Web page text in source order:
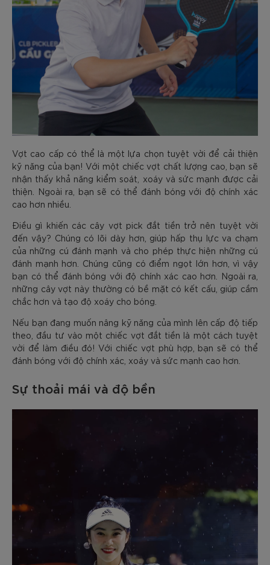
Vợt cao cấp có thể là một lựa chọn tuyệt vời để cải thiện
kỹ năng của bạn! Với một chiếc vợt chất lượng cao, bạn sẽ
nhận thấy khả năng kiểm soát, xoáy và sức mạnh được cải
thiện. Ngoài ra, bạn sẽ có thể đánh bóng với độ chính xác
cao hơn nhiều.
Điều gì khiến các cây vợt pick đắt tiền trở nên tuyệt vời
đến vậy? Chúng có lõi dày hơn, giúp hấp thụ lực va chạm
của những cú đánh mạnh và cho phép thực hiện những cú
đánh mạnh hơn. Chúng cũng có điểm ngọt lớn hơn, vì vậy
bạn có thể đánh bóng với độ chính xác cao hơn. Ngoài ra,
những cây vợt này thường có bề mặt có kết cấu, giúp cầm
chắc hơn và tạo độ xoáy cho bóng.
Nếu bạn đang muốn nâng kỹ năng của mình lên cấp độ tiếp
theo, đầu tư vào một chiếc vợt đắt tiền là một cách tuyệt
vời để làm điều đó! Với chiếc vợt phù hợp, bạn sẽ có thể
đánh bóng với độ chính xác, xoáy và sức mạnh cao hơn.
Sự thoải mái và độ bền